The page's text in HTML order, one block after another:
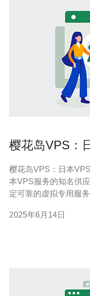
樱花岛VPS：
樱花岛VPS：日本VPS最佳选择 樱花岛
本VPS服务的知名供
定可靠的虚拟专用服务器服务。 樱花岛
时，樱花岛VPS提供
2025年6月14日